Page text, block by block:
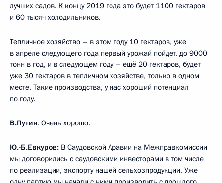
лучших садов. К концу 2019 года это будет 1100 гектаров
и 60 тысяч холодильников.
Тепличное хозяйство – в этом году 10 гектаров, уже
в апреле следующего года первый урожай пойдет, до 9000
тонн в год, и в следующем году – ещё 20 гектаров, будет
уже 30 гектаров в тепличном хозяйстве, только в одном
месте. Такие производства, у нас хороший потенциал
по году.
В.Путин: Очень хорошо.
Ю.-Б.Евкуров: В Саудовской Аравии на Межправкомиссии
мы договорились с саудовскими инвесторами в том числе
по реализации, экспорту нашей сельхозпродукции. Уже